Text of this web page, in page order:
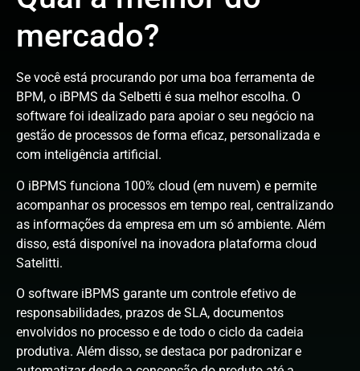
mercado?
Se você está procurando por uma boa ferramenta de
BPM, o iBPMS da Selbetti é sua melhor escolha. O
software foi idealizado para apoiar o seu negócio na
gestão de processos de forma eficaz, personalizada e
com inteligência artificial.
O iBPMS funciona 100% cloud (em nuvem) e permite
acompanhar os processos em tempo real, centralizando
as informações da empresa em um só ambiente. Além
disso, está disponível na inovadora plataforma cloud
Satelitti.
O software iBPMS garante um controle efetivo de
responsabilidades, prazos de SLA, documentos
envolvidos no processo e de todo o ciclo da cadeia
produtiva. Além disso, se destaca por padronizar e